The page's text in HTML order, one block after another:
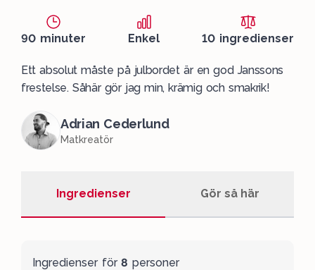
90 minuter Enkel 10 ingredienser
Ett absolut måste på julbordet är en god Janssons
frestelse. Såhär gör jag min, krämig och smakrik!
Adrian Cederlund
Matkreatör
Ingredienser Gör så här
Ingredienser för8 personer